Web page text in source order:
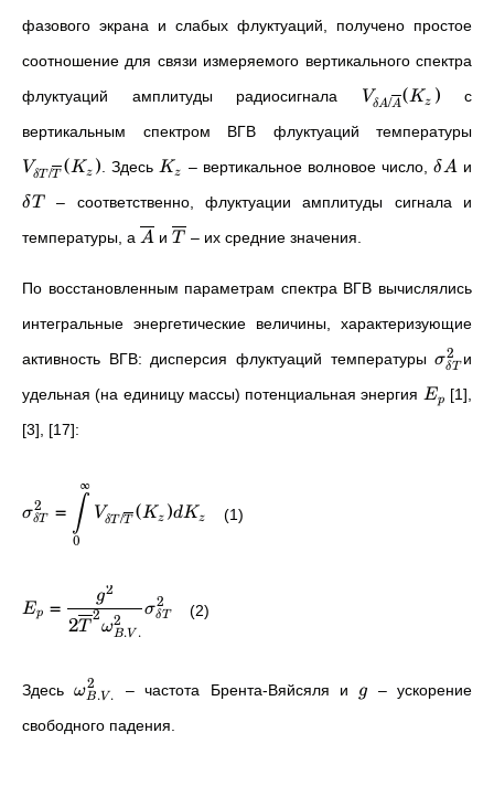
фазового экрана и слабых флуктуаций, получено простое
соотношение для связи измеряемого вертикального спектра
флуктуаций амплитуды радиосигнала
VδA/A(Kz ) с
вертикальным спектром ВГВ флуктуаций температуры
VδT/T (Kz ) . Здесь Kz – вертикальное волновое число,δA и
δT – соответственно, флуктуации амплитуды сигнала и
температуры, а A и T – их средние значения.
По восстановленным параметрам спектра ВГВ вычислялись
интегральные энергетические величины, характеризующие
активность ВГВ: дисперсия флуктуаций температурыσδT
2
и
удельная (на единицу массы) потенциальная энергия Ep [1],
[3], [17]:
σδT
2 =
0
∫
∞
VδT/T (Kz )dKz (1)
Ep =
2T
2
ωB.V .
2
g2
σδT
2
(2)
ЗдесьωB.V .
2 – частота Брента-Вяйсяля и g – ускорение
свободного падения.